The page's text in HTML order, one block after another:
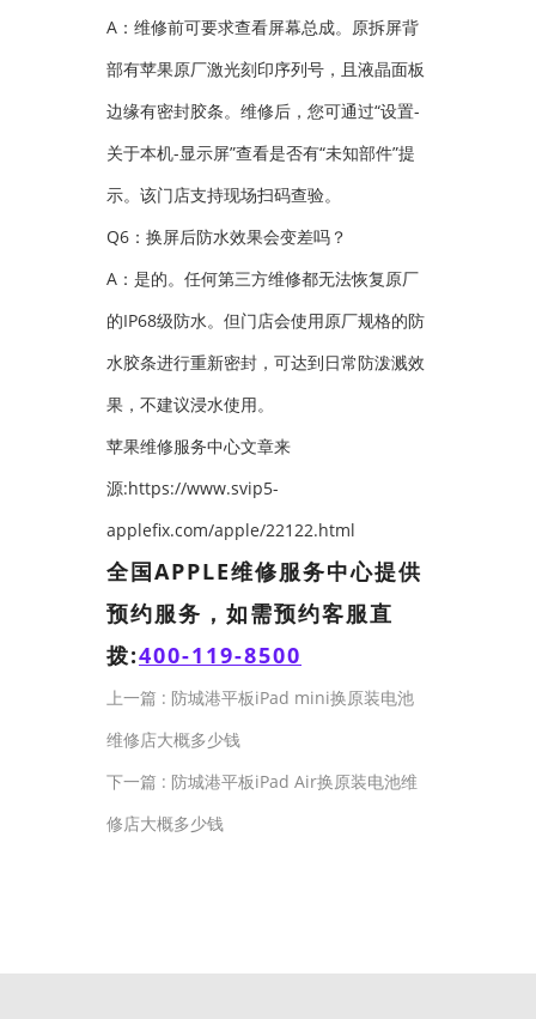
A：维修前可要求查看屏幕总成。原拆屏背
部有苹果原厂激光刻印序列号，且液晶面板
边缘有密封胶条。维修后，您可通过“设置-
关于本机-显示屏”查看是否有“未知部件”提
示。该门店支持现场扫码查验。
Q6：换屏后防水效果会变差吗？
A：是的。任何第三方维修都无法恢复原厂
的IP68级防水。但门店会使用原厂规格的防
水胶条进行重新密封，可达到日常防泼溅效
果，不建议浸水使用。
苹果维修服务中心文章来
源:https://www.svip5-
applefix.com/apple/22122.html
全国APPLE维修服务中心提供
预约服务，如需预约客服直
拨:400-119-8500
上一篇 : 防城港平板iPad mini换原装电池
维修店大概多少钱
下一篇 : 防城港平板iPad Air换原装电池维
修店大概多少钱